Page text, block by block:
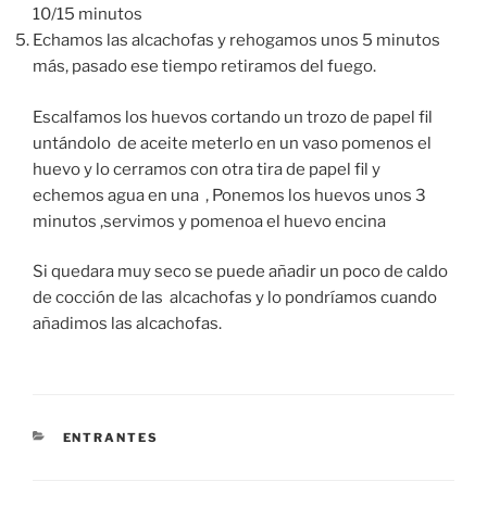
10/15 minutos
Echamos las alcachofas y rehogamos unos 5 minutos
más, pasado ese tiempo retiramos del fuego.
Escalfamos los huevos cortando un trozo de papel fil
untándolo de aceite meterlo en un vaso pomenos el
huevo y lo cerramos con otra tira de papel fil y
echemos agua en una , Ponemos los huevos unos 3
minutos ,servimos y pomenoa el huevo encina
Si quedara muy seco se puede añadir un poco de caldo
de cocción de las alcachofas y lo pondríamos cuando
añadimos las alcachofas.
CATEGORÍAS
ENTRANTES